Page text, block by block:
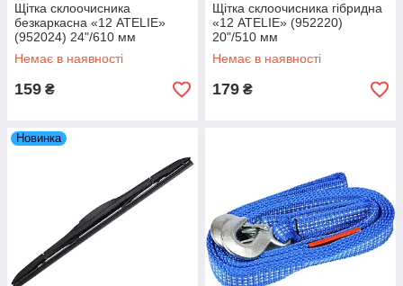
Щітка склоочисника
безкаркасна «12 ATELIE»
(952024) 24"/610 мм
Немає в наявності
159 ₴
Щітка склоочисника гібридна
«12 ATELIE» (952220)
20"/510 мм
Немає в наявності
179 ₴
Новинка